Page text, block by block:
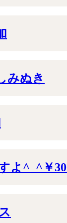
ぬき
よ^_^￥